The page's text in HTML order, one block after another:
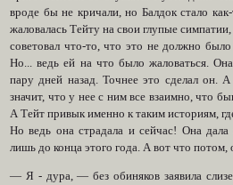
вроде бы не кричали, но Балдок стало
жаловалась Тейту на свои глупые
советовал что-то, что это не должно
Но... ведь ей на что было жаловаться.
пару дней назад. Точнее это сделал он.
значит, что у нее с ним все взаимно, что
А Тейт привык именно к таким историям,
Но ведь она страдала и сейчас! Она
лишь до конца этого года. А вот что потом,
— Я - дура, — без обиняков заявила